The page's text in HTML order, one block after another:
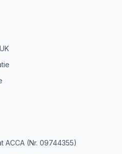
ACCA (Nr. 09744355)